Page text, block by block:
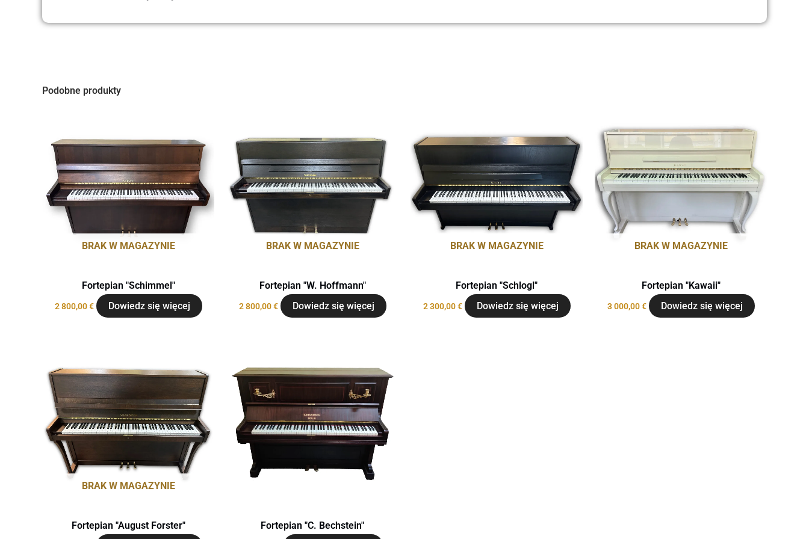
Podobne produkty
BRAK W MAGAZYNIE
Fortepian "Schimmel"
2 800,00€ Dowiedz się więcej
BRAK W MAGAZYNIE
Fortepian "W. Hoffmann"
2 800,00€ Dowiedz się więcej
BRAK W MAGAZYNIE
Fortepian "Schlogl"
2 300,00€ Dowiedz się więcej
BRAK W MAGAZYNIE
Fortepian "Kawaii"
3 000,00€ Dowiedz się więcej
BRAK W MAGAZYNIE
Fortepian "August Forster" Fortepian "C. Bechstein"